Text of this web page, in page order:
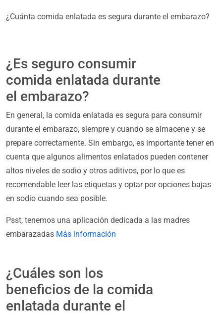
¿Cuánta comida enlatada es segura durante el embarazo?
¿Es seguro consumir
comida enlatada durante
el embarazo?
En general, la comida enlatada es segura para consumir
durante el embarazo, siempre y cuando se almacene y se
prepare correctamente. Sin embargo, es importante tener en
cuenta que algunos alimentos enlatados pueden contener
altos niveles de sodio y otros aditivos, por lo que es
recomendable leer las etiquetas y optar por opciones bajas
en sodio cuando sea posible.
Psst, tenemos una aplicación dedicada a las madres
embarazadas Más información
¿Cuáles son los
beneficios de la comida
enlatada durante el